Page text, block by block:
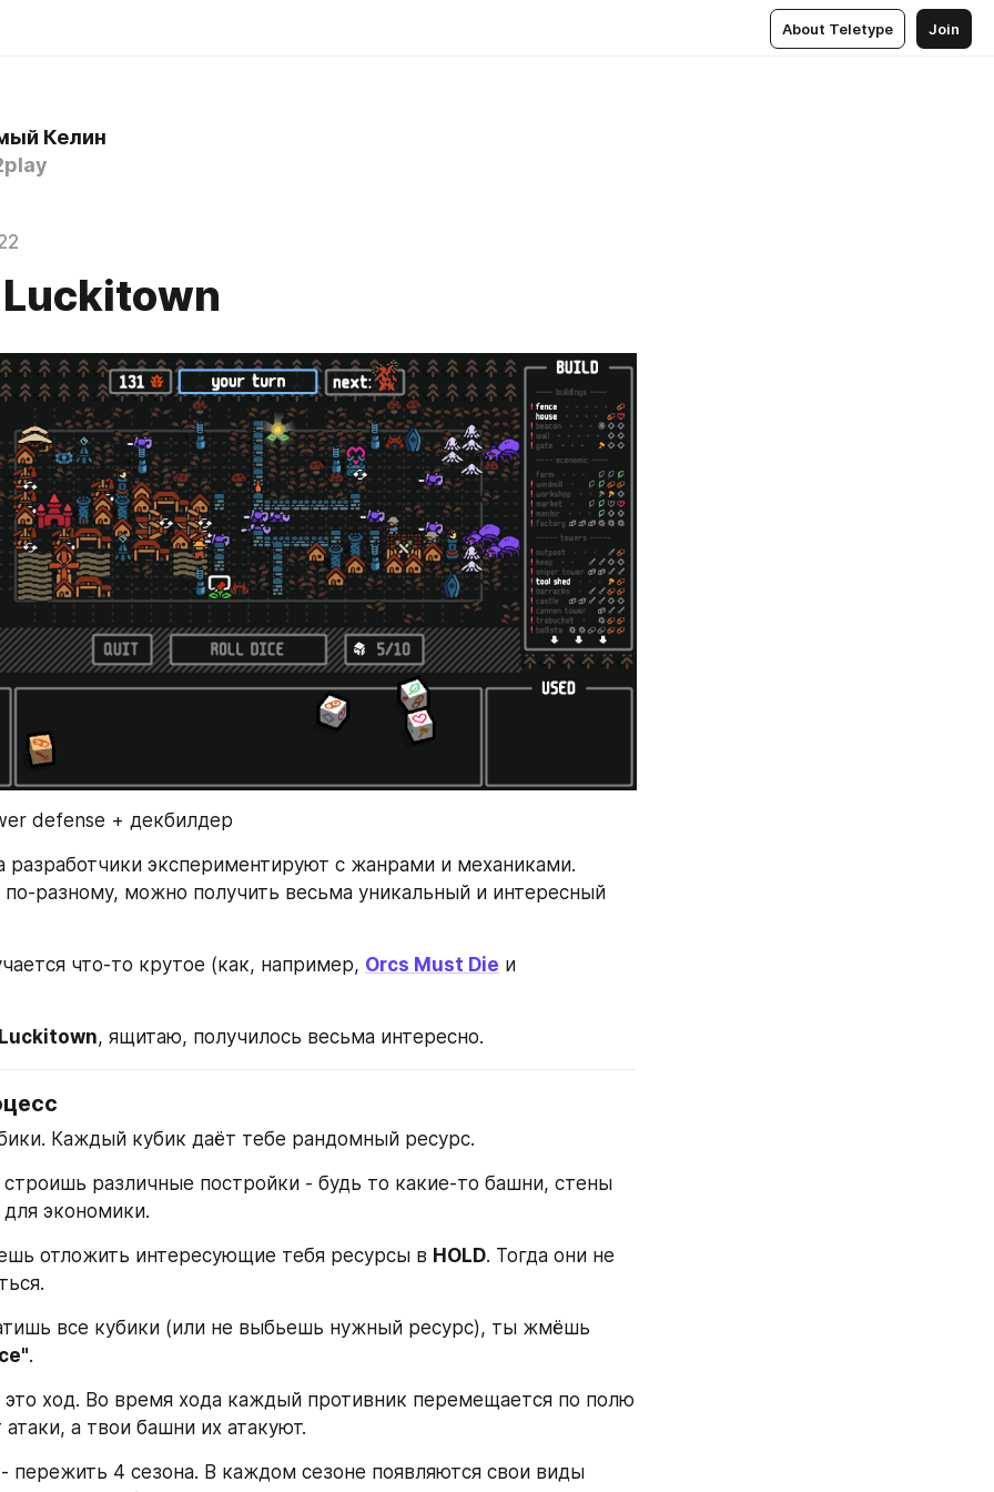
About Teletype Join
Келин
defense + декбилдер
разработчики экспериментируют с жанрами и механиками.
разному, можно получить весьма уникальный и интересный
что-то крутое (как, например, Orcs Must Die
, ящитаю, получилось весьма интересно.
Каждый кубик даёт тебе рандомный ресурс.
различные постройки - будь то какие-то башни, стены
экономики.
отложить интересующие тебя ресурсы в HOLD. Тогда они не
все кубики (или не выбьешь нужный ресурс), ты жмёшь
.
ход. Во время хода каждый противник перемещается по полю
а твои башни их атакуют.
пережить 4 сезона. В каждом сезоне появляются свои виды